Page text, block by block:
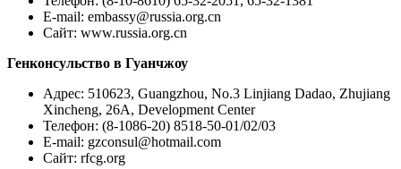
E-mail: embassy@russia.org.cn
Сайт: www.russia.org.cn
Генконсульство в Гуанчжоу
Адрес: 510623, Guangzhou, No.3 Linjiang Dadao, Zhujiang
Xincheng, 26A, Development Center
Телефон: (8-1086-20) 8518-50-01/02/03
E-mail: gzconsul@hotmail.com
Сайт: rfcg.org